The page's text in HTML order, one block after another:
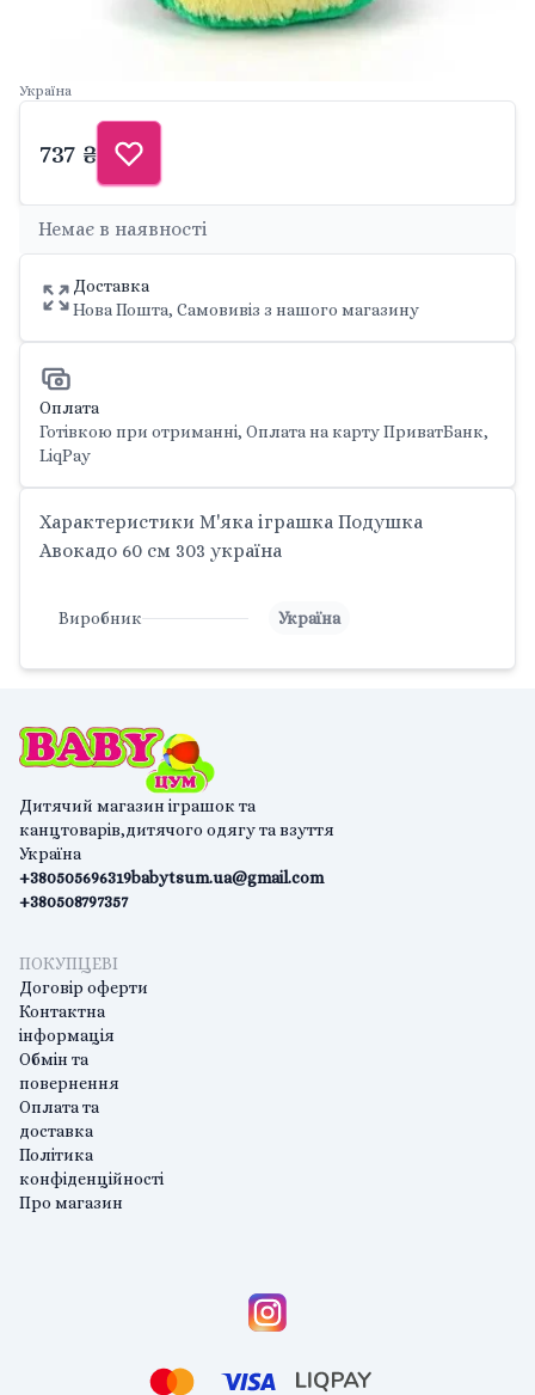
Україна
737 ₴
Немає в наявності
Доставка
Нова Пошта, Самовивіз з нашого магазину
Оплата
Готівкою при отриманні, Оплата на карту ПриватБанк,
LiqPay
Характеристики М'яка іграшка Подушка
Авокадо 60 см 303 україна
Виробник Україна
Дитячий магазин іграшок та
канцтоварів,дитячого одягу та взуття
Україна
+380505696319
+380508797357
babytsum.ua@gmail.com
ПОКУПЦЕВІ
Договір оферти
Контактна
інформація
Обмін та
повернення
Оплата та
доставка
Політика
конфіденційності
Про магазин